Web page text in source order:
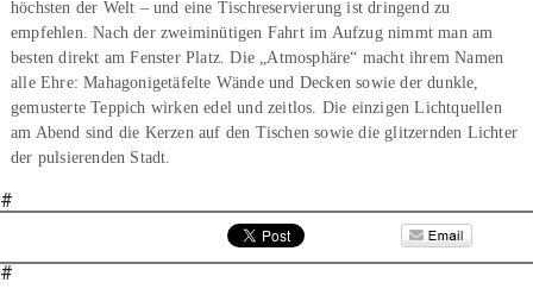
höchsten der Welt – und eine Tischreservierung ist dringend zu
empfehlen. Nach der zweiminütigen Fahrt im Aufzug nimmt man am
besten direkt am Fenster Platz. Die „Atmosphäre“ macht ihrem Namen
alle Ehre: Mahagonigetäfelte Wände und Decken sowie der dunkle,
gemusterte Teppich wirken edel und zeitlos. Die einzigen Lichtquellen
am Abend sind die Kerzen auf den Tischen sowie die glitzernden Lichter
der pulsierenden Stadt.
#
#